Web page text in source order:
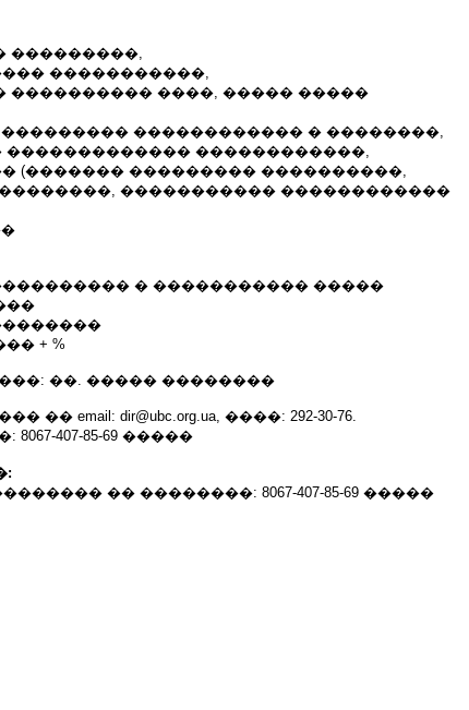
���������,
�����������,
���������� ����, ����� �����
������������ � ��������,
������������� ������������,
(������� ��������� ����������,
����������� ������������
� ����������� �����
+ %
��. ����� ��������
dir@ubc.org.ua, ����: 292-30-76.
407-85-69 �����
���������� �� ��������: 8067-407-85-69 �����